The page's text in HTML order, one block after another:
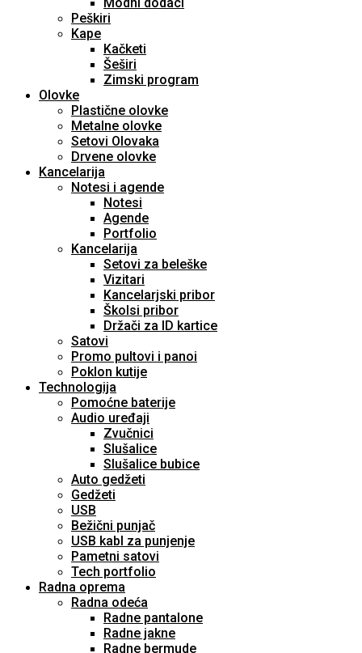
Peškiri
Kape
Kačketi
Šeširi
Zimski program
Olovke
Plastične olovke
Metalne olovke
Setovi Olovaka
Drvene olovke
Kancelarija
Notesi i agende
Notesi
Agende
Portfolio
Kancelarija
Setovi za beleške
Vizitari
Kancelarjski pribor
Školsi pribor
Držači za ID kartice
Satovi
Promo pultovi i panoi
Poklon kutije
Technologija
Pomoćne baterije
Audio uređaji
Zvučnici
Slušalice
Slušalice bubice
Auto gedžeti
Gedžeti
USB
Bežični punjač
USB kabl za punjenje
Pametni satovi
Tech portfolio
Radna oprema
Radna odeća
Radne pantalone
Radne jakne
Radne bermude